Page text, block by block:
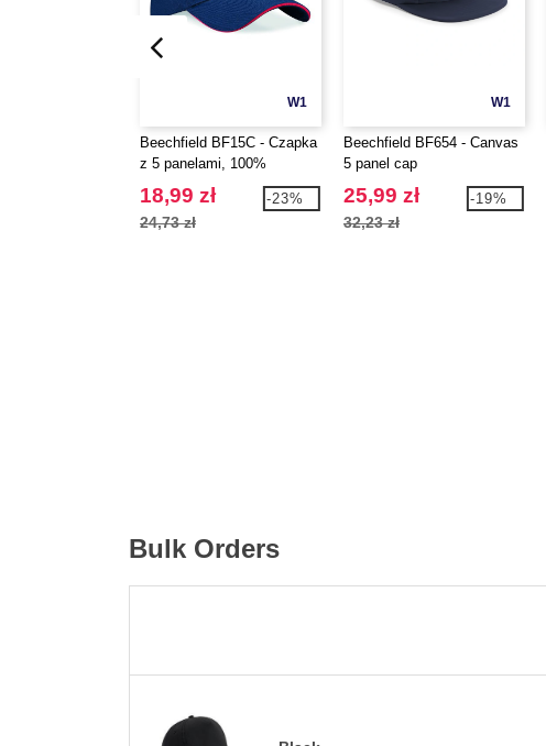
W1
Beechfield BF15C - Czapka
z 5 panelami, 100%
bawełna
18,99 zł
24,73 zł
-23%
W1
Beechfield BF654 - Canvas
5 panel cap
25,99 zł
32,23 zł
-19%
Bulk Orders